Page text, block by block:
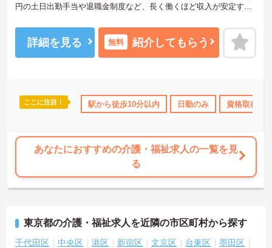
年間休日110日以上 産休･育休･介護休暇取得実績あり 高収入
円の土日出勤手当や退職金制度など、長く働くほど収入が安定する
＜スマホ1台で完結！ICT活用で記録業務の負担を大幅カット＞日々
の記録やシフト確認はすべて自社開発のスマホアプリで行えるた
め、手書き書類の作成に追われることはありません。事務作業が効
整えながら働けます。現場のプロとして極める道、マネジメント職
へ進む道とキャリアプランも多様化しています。
詳細を見る 無料 紹介してもらう
ここに注目！ 駅から徒歩10分以内 日勤のみ 資格取得サ
あなたにおすすめの介護・福祉求人の一覧を見
る
東京都の介護・福祉求人を近隣の市区町村から探す
千代田区 中央区 港区 新宿区 文京区 台東区
墨田区